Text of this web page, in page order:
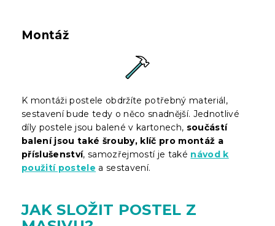
Montáž
K montáži postele obdržíte potřebný materiál,
sestavení bude tedy o něco snadnější. Jednotlivé
díly postele jsou balené v kartonech, součástí
balení jsou také šrouby, klíč pro montáž a
příslušenství, samozřejmostí je také návod k
použití postele a sestavení.
JAK SLOŽIT POSTEL Z